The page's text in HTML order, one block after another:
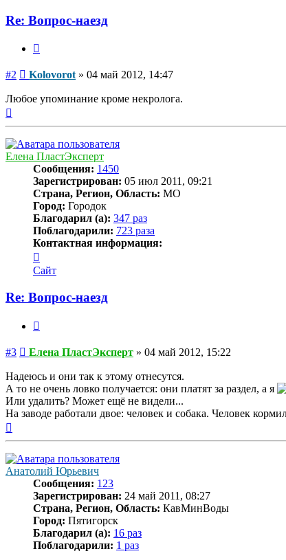
Re: Вопрос-наезд
#2 Сообщение
Kolovorot » 04 май 2012, 14:47
Любое упоминание кроме некролога.
Елена ПластЭксперт
Сообщения: 1450
Зарегистрирован: 05 июл 2011, 09:21
Страна, Регион, Область: МО
Город: Городок
Благодарил (а): 347 раз
Поблагодарили: 723 раза
Контактная информация:
информация
пользователя
ПластЭксперт
Сайт
Re: Вопрос-наезд
#3 Сообщение
Елена ПластЭксперт » 04 май 2012, 15:22
Надеюсь и они так к этому отнесутся.
А то не очень ловко получается: они платят за раздел, а я
Или удалить? Может ещё не видели...
На заводе работали двое: человек и собака. Человек
Анатолий Юрьевич
Сообщения: 123
Зарегистрирован: 24 май 2011, 08:27
Страна, Регион, Область: КавМинВоды
Город: Пятигорск
Благодарил (а): 16 раз
Поблагодарили: 1 раз